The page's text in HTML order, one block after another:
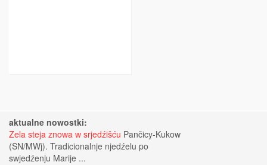
aktualne nowostki:
Zela steja znowa w srjedźišću Pančicy-Kukow
(SN/MWj). Tradicionalnje njedźelu po
swjedźenju Marije ...